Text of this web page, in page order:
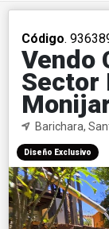
Código.
Vendo
Sector
Barichara,
Diseño Exclusivo